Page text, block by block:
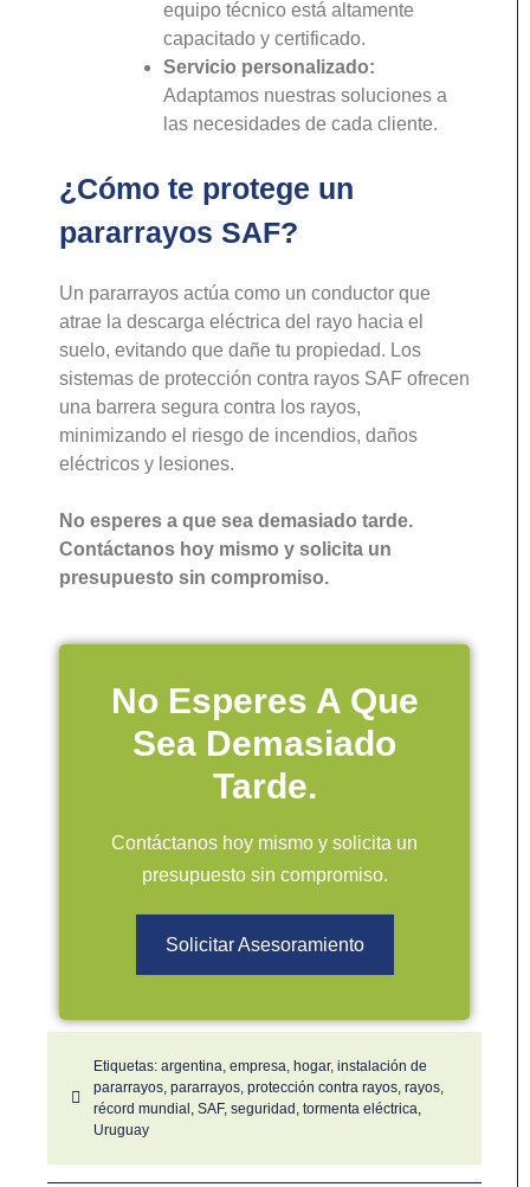
equipo técnico está altamente
capacitado y certificado.
Servicio personalizado:
Adaptamos nuestras soluciones a
las necesidades de cada cliente.
¿Cómo te protege un
pararrayos SAF?
Un pararrayos actúa como un conductor que
atrae la descarga eléctrica del rayo hacia el
suelo, evitando que dañe tu propiedad. Los
sistemas de protección contra rayos SAF ofrecen
una barrera segura contra los rayos,
minimizando el riesgo de incendios, daños
eléctricos y lesiones.
No esperes a que sea demasiado tarde.
Contáctanos hoy mismo y solicita un
presupuesto sin compromiso.
No Esperes A Que
Sea Demasiado
Tarde.
Contáctanos hoy mismo y solicita un
presupuesto sin compromiso.
Solicitar Asesoramiento
Etiquetas: argentina, empresa, hogar, instalación de
pararrayos, pararrayos, protección contra rayos, rayos,
récord mundial , SAF, seguridad , tormenta eléctrica,
Uruguay